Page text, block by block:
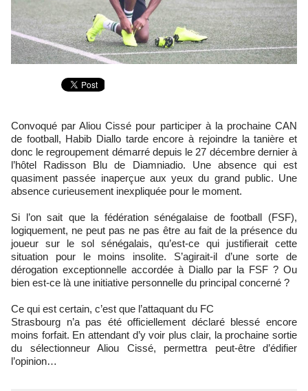
Convoqué par Aliou Cissé pour participer à la prochaine CAN
de football, Habib Diallo tarde encore à rejoindre la tanière et
donc le regroupement démarré depuis le 27 décembre dernier à
l’hôtel Radisson Blu de Diamniadio. Une absence qui est
quasiment passée inaperçue aux yeux du grand public. Une
absence curieusement inexpliquée pour le moment.
Si l’on sait que la fédération sénégalaise de football (FSF),
logiquement, ne peut pas ne pas être au fait de la présence du
joueur sur le sol sénégalais, qu’est-ce qui justifierait cette
situation pour le moins insolite. S’agirait-il d’une sorte de
dérogation exceptionnelle accordée à Diallo par la FSF ? Ou
bien est-ce là une initiative personnelle du principal concerné ?
Ce qui est certain, c’est que l’attaquant du FC
Strasbourg n’a pas été officiellement déclaré blessé encore
moins forfait. En attendant d’y voir plus clair, la prochaine sortie
du sélectionneur Aliou Cissé, permettra peut-être d’édifier
l’opinion…